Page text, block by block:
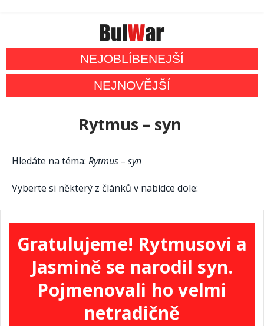
NEJOBLÍBENEJŠÍ
NEJNOVĚJŠÍ
Rytmus – syn
Hledáte na téma: Rytmus – syn
Vyberte si některý z článků v nabídce dole:
Gratulujeme! Rytmusovi a
Jasmině se narodil syn.
Pojmenovali ho velmi
netradičně